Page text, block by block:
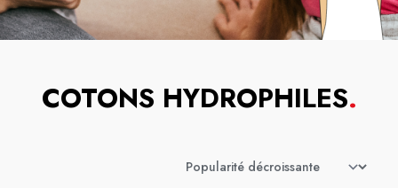
COTONS HYDROPHILES.